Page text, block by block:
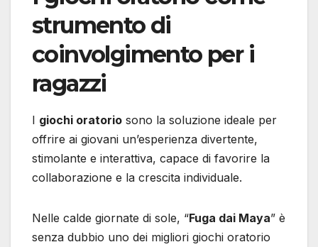
strumento di
coinvolgimento per i
ragazzi
I giochi oratorio sono la soluzione ideale per
offrire ai giovani un’esperienza divertente,
stimolante e interattiva, capace di favorire la
collaborazione e la crescita individuale.
Nelle calde giornate di sole, “Fuga dai Maya” è
senza dubbio uno dei migliori giochi oratorio